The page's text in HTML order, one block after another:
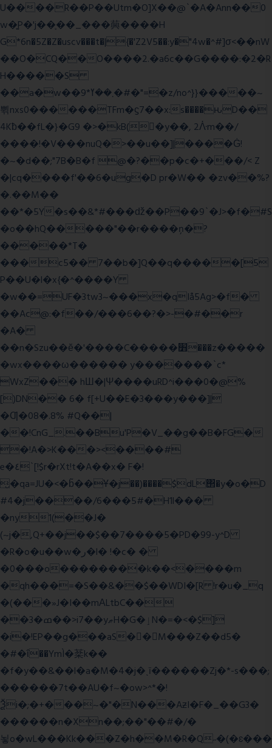
U����R��P��Utm�O]X��@`�A�Ann��0
w�͍P�'j��֛��_���䕟����H
G*6n�5Z�Z�uscv���t�|{�'Z2V5��:y�"4w�^#]σ<��nW
��O�CQ��O����2.�a6c��G����:�2�R
H�����S
��a�w��9*܂��ߌ�#�"=�z/no^}}�����~
쀢nxs0������TFm�ϛ7��x:s����ԋD��
4Kƀ��fL�}�G9 �>�kB(�ِy��, 2ᐿm��/
����!�V���nuQ�>��u��]|����Ġ!
�~�d��;"7B�B�f @�?��p�c�+���/< Z
�|cq����f'��6�ug�D pr�W�� �zv��%?
�.��M��
��*�5Y�s��&*#���ǆ��P��9`�J>�f�#S
�o��hQ�����"��r����ņ�?
�����*T�
���c5�� 7��b�]Q��q�����[5
P��U�l�x{�^����Y
�w��=UF�3tw3~���x�qIå5Ag>�f�
��Ac@:�f��/���6��?�>-�#��r
�A�
��n�Szu��ӗ�'����C�����׻���z�����
�wx����ω������ y�������`c*
WxZ��� hШ�|Ψ����uRD^i���0�@%
[)DN�� 6� f[+U��E�3���y���]|
�Ƣ�08�.8% #Q��|
��!CnG_.��Bu'P�V_��g��B�FG�
�!A�>K���><����#
e�٤`[!$r�rXt!t�A��x� F�!
̮�qa=JU�<�b̃��Ұ�j��)����$dL΢�y�o�D
#4�j����/6���5#�H1l���
�ny1(��J�
(~j�,Q+��j��$��7����5�PD�99-y^D
�R�o�u��w�ر�l� !�c� �
�0���o��������k��<����m
�qh���=�S��&��$��WDI�[R !r�u�_q
�(���»J�I��mΑLtbC��
��3�ߘ��>i7��yޠH�G�ٳN�=�<�$]
�i�!EP��g���aS��M���Z��d5�
�#�ΐ��YmÌ�棻k��
�f�y��&��l�a�M�4�j�ˎī������Zj�*-s���;
������7t� �AU�f~�ow>^*�!
Ѯi�;�+���~�"�N���AƶI�F�_��G3�
������n�Xn��;��"��#�/�
뇧o�wL���Kk���Z�h��M�R�Q˶�(�ɛ���